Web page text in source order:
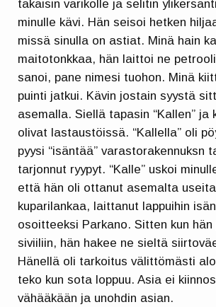
takaisin varikolle ja selitin
minulle kävi. Hän seisoi hetken
missä sinulla on astiat. Minä hain
maitotonkkaa, hän laittoi ne
sanoi, pane nimesi tuohon. Minä
puinti jatkui. Kävin jostain syystä
asemalla. Siellä tapasin “Kallen” ja
olivat lastaustöissä. “Kallella” oli
pyysi “isäntää” varastorakennuksn
tarjonnut ryypyt. “Kalle” uskoi
että hän oli ottanut asemalta
kuparilankaa, laittanut lappuihin
osoitteeksi Parkano. Sitten kun hän
siviiliin, hän hakee ne sieltä
Hänellä oli tarkoitus välittömästi
teko kun sota loppuu. Asia ei
vähääkään ja unohdin asian.